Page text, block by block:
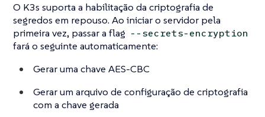
O K3s suporta a habilitação da criptografia de
segredos em repouso. Ao iniciar o servidor pela
primeira vez, passar a flag --secrets-encryption
fará o seguinte automaticamente:
Gerar uma chave AES-CBC
Gerar um arquivo de configuração de criptografia
com a chave gerada